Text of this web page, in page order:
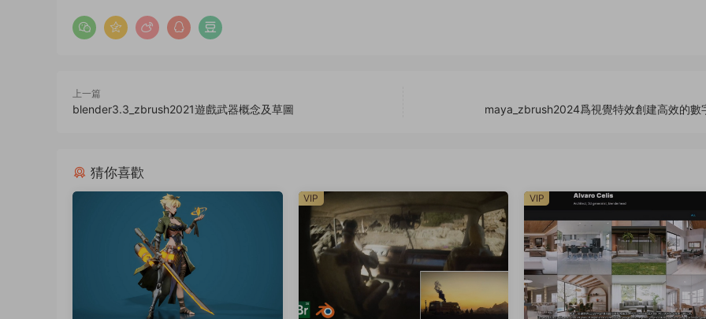
上一篇
blender3.3_zbrush2021遊戲武器概念及草圖 maya_zbrush2024爲視覺特效創建高效的數
猜你喜歡
VIP VIP